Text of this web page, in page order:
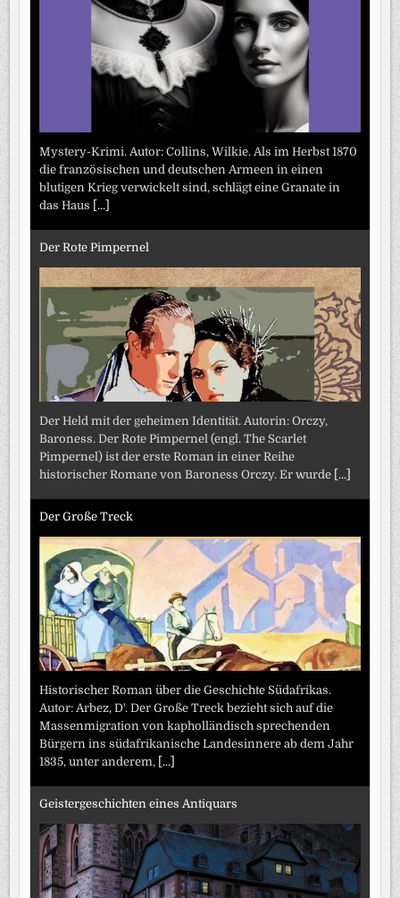
Mystery-Krimi. Autor: Collins, Wilkie. Als im Herbst 1870
die französischen und deutschen Armeen in einen
blutigen Krieg verwickelt sind, schlägt eine Granate in
das Haus [...]
Der Rote Pimpernel
Der Held mit der geheimen Identität. Autorin: Orczy,
Baroness. Der Rote Pimpernel (engl. The Scarlet
Pimpernel) ist der erste Roman in einer Reihe
historischer Romane von Baroness Orczy. Er wurde [...]
Der Große Treck
Historischer Roman über die Geschichte Südafrikas.
Autor: Arbez, D'. Der Große Treck bezieht sich auf die
Massenmigration von kapholländisch sprechenden
Bürgern ins südafrikanische Landesinnere ab dem Jahr
1835, unter anderem, [...]
Geistergeschichten eines Antiquars